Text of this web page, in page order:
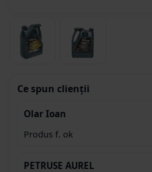
Ce spun clienții
Olar Ioan
Produs f. ok
PETRUSE AUREL